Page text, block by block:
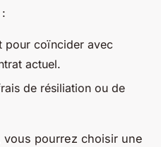
pour coïncider avec
actuel.
de résiliation ou de
vous pourrez choisir une